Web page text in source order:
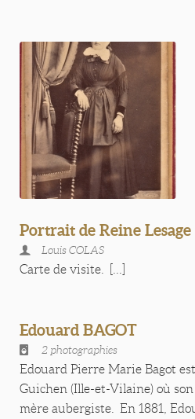
Portrait de Reine Lesage
Louis COLAS
Carte de visite. [...]
Edouard BAGOT
2 photographies
Edouard Pierre Marie Bagot
Guichen (Ille-et-Vilaine) où
mère aubergiste. En 1881,